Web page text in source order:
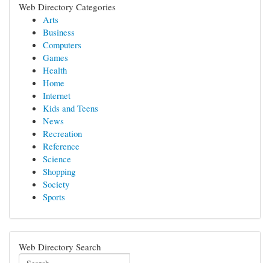
Web Directory Categories
Arts
Business
Computers
Games
Health
Home
Internet
Kids and Teens
News
Recreation
Reference
Science
Shopping
Society
Sports
Web Directory Search